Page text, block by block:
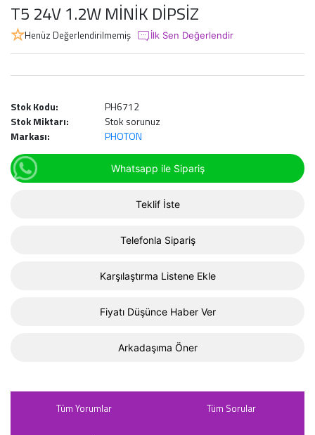
T5 24V 1.2W MİNİK DİPSİZ
Henüz Değerlendirilmemiş İlk Sen Değerlendir
Stok Kodu:
PH6712
Stok Miktarı:
Stok sorunuz
Markası:
PHOTON
Whatsapp ile Sipariş
Teklif İste
Telefonla Sipariş
Karşılaştırma Listene Ekle
Fiyatı Düşünce Haber Ver
Arkadaşıma Öner
Tüm Yorumlar Tüm Sorular